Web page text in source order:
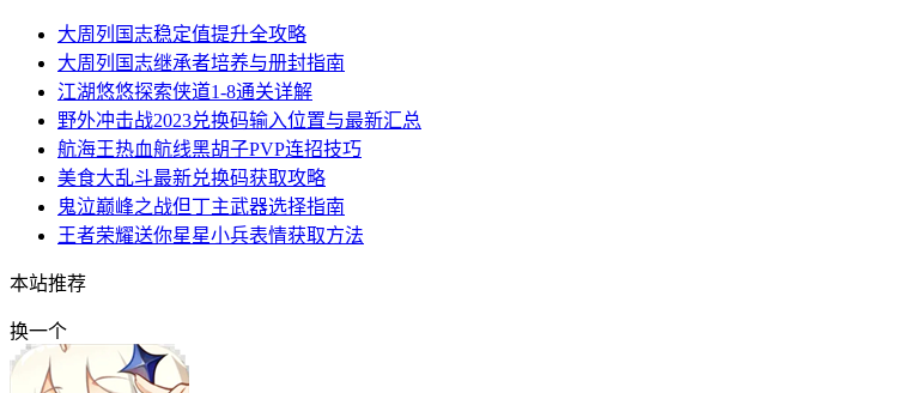
大周列国志稳定值提升全攻略
大周列国志继承者培养与册封指南
江湖悠悠探索侠道1-8通关详解
野外冲击战2023兑换码输入位置与最新汇总
航海王热血航线黑胡子PVP连招技巧
美食大乱斗最新兑换码获取攻略
鬼泣巅峰之战但丁主武器选择指南
王者荣耀送你星星小兵表情获取方法
本站推荐
换一个